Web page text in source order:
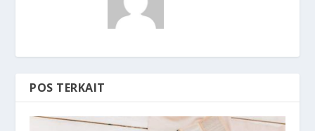
POS TERKAIT